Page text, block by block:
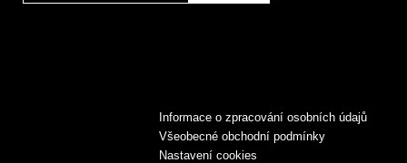
Informace o zpracování osobních údajů
Všeobecné obchodní podmínky
Nastavení cookies